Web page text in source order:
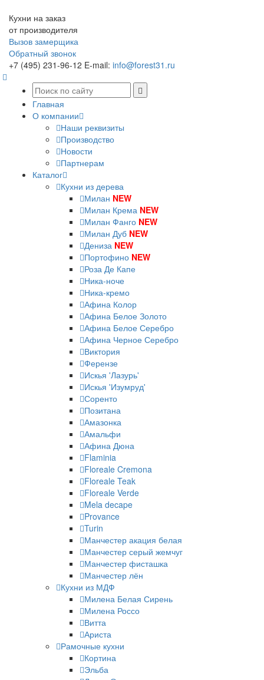
Кухни на заказ
от производителя
Вызов замерщика
Обратный звонок
+7 (495) 231-96-12 E-mail: info@forest31.ru
Главная
О компании
Наши реквизиты
Производство
Новости
Партнерам
Каталог
Кухни из дерева
Милан NEW
Милан Крема NEW
Милан Фанго NEW
Милан Дуб NEW
Дениза NEW
Портофино NEW
Роза Де Капе
Ника-ноче
Ника-кремо
Афина Колор
Афина Белое Золото
Афина Белое Серебро
Афина Черное Серебро
Виктория
Ферензе
Искья 'Лазурь'
Искья 'Изумруд'
Соренто
Позитана
Амазонка
Амальфи
Афина Дюна
Flaminia
Floreale Cremona
Floreale Teak
Floreale Verde
Mela decape
Provance
Turin
Манчестер акация белая
Манчестер серый жемчуг
Манчестер фисташка
Манчестер лён
Кухни из МДФ
Милена Белая Сирень
Милена Россо
Витта
Ариста
Рамочные кухни
Кортина
Эльба